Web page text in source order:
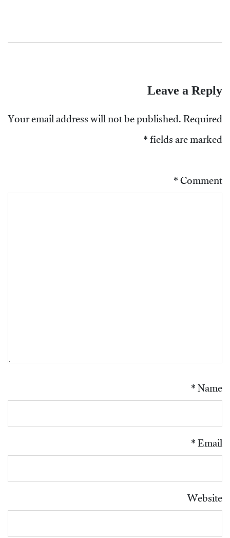
Leave a Reply
Your email address will not be published.Required
fields are marked
*
Comment
*
Name
*
Email
*
Website